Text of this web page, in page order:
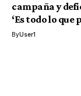
campaña y
‘Es todo lo que
ByUser1